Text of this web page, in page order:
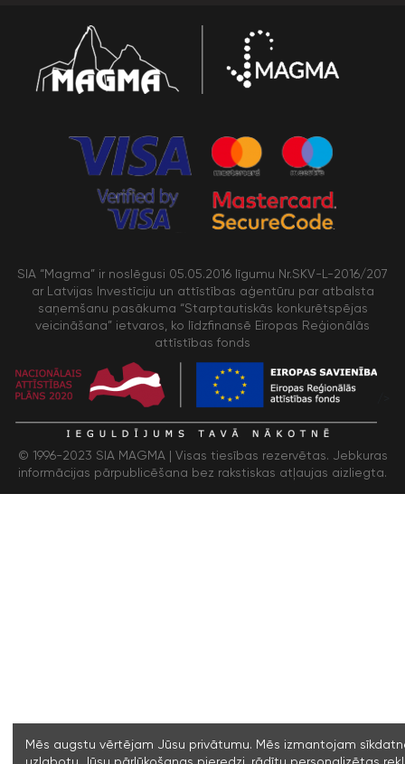
SIA “Magma” ir noslēgusi 05.05.2016 līgumu Nr.SKV-L-2016/207
ar Latvijas Investīciju un attīstības aģentūru par atbalsta
saņemšanu pasākuma “Starptautiskās konkurētspējas
veicināšana” ietvaros, ko līdzfinansē Eiropas Reģionālās
attīstības fonds
© 1996-2023 SIA MAGMA | Visas tiesības rezervētas. Jebkuras
informācijas pārpublicēšana bez rakstiskas atļaujas aizliegta.
Mēs augstu vērtējam Jūsu privātumu. Mēs izmantojam